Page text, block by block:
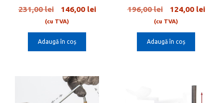
5.00
out of 5
231,00lei
Prețul
inițial
a
fost:
146,00 leiPrețul
(cu TVA)
Adaugă în coș
5.00
out of 5
196,00lei
Prețul
inițial
a
fost:
124,00 lei
(cu TVA)
Adaugă în coș